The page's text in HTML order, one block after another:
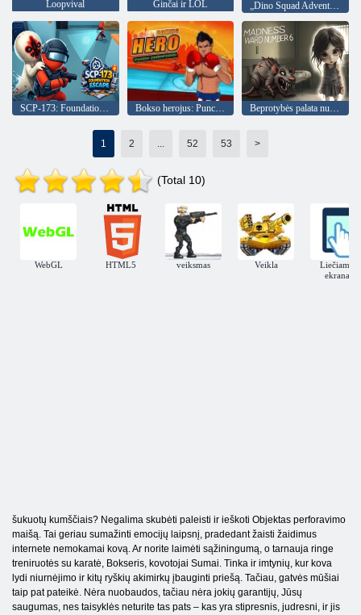
Loopvival Ginčai ir LOL
SCP-173: Foundation Escape Bokso herojus: Puncho čempionai Beprotybės palata numeris 6
1 2 ... 52 53 >
(Total 10)
WebGL HTML5 veiksmas Veikla
Liečiamas
ekranas
šukuotų kumščiais? Negalima skubėti paleisti ir ieškoti Objektas perforavimo
maišą. Tai geriau sumažinti emocijų laipsnį, pradedant žaisti žaidimus
internete nemokamai kovą. Ar norite laimėti sąžiningumą, o tarnauja ringe
treniruotės su karatė, Bokseris, kovotojai Sumai. Tinka ir imtynių, kur kova
lydi niurnėjimo ir kitų ryškių akimirkų įbauginti priešą. Tačiau, gatvės mūšiai
taip pat pateikė. Nėra nuobaudos, tačiau nėra jokių garantijų, Jūsų
saugumas, nes taisyklės neturite tas pats – kas yra stipresnis, judresni, ir jis